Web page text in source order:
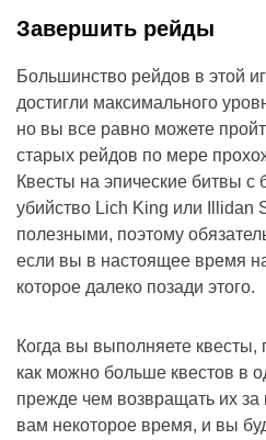
Завершить рейды
Большинство рейдов в этой
достигли максимального
но вы все равно можете
старых рейдов по мере
Квесты на эпические битвы с
убийство Lich King или Illidan
полезными, поэтому
если вы в настоящее время
которое далеко позади этого.
Когда вы выполняете квесты,
как можно больше квестов в
прежде чем возвращать их за
вам некоторое время, и вы